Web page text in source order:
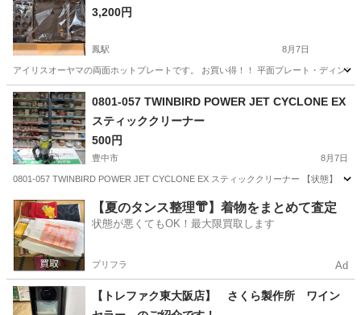
3,200円
鳳駅 8月7日
アイリスオーヤマの両面ホットプレートです。 お買い得！！ 平面プレート・ディン
大阪 堺市
0801-057 TWINBIRD POWER JET CYCLONE EX
スティッククリーナー
500円
豊中市 8月7日
0801-057 TWINBIRD POWER JET CYCLONE EX スティッククリーナー 【状態】 ・
大阪 豊中市 生活家電 POWER
【夏のタンス整理👘】着物をまとめて査定
状態が悪くてもOK！最大限買取します
プリフラ Ad
【トレファク東大阪店】 さくら製作所 ワイン